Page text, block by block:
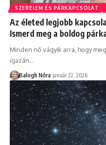
SZERELEM ÉS PÁRKAPCSOLAT
Az életed legjobb
Ismerd meg a boldog
Minden nő vágyik arra, hogy
igazán…
Balogh Nóra január 22, 2026